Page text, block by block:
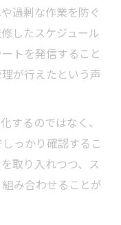
過剰な作業を防ぐ
したスケジュール
トを発信すること
が行えたという声
するのではなく、
っかり確認するこ
取り入れつつ、ス
み合わせることが